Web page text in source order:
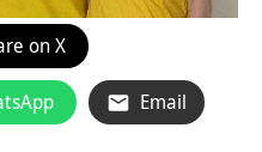
on X
Email